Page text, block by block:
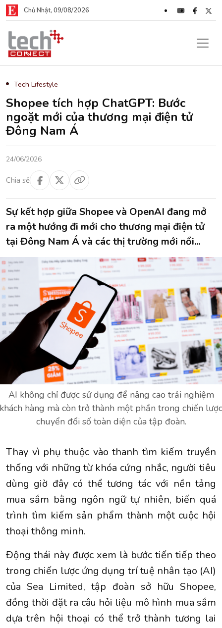
Chủ Nhật, 09/08/2026
Tech Lifestyle
Shopee tích hợp ChatGPT: Bước
ngoặt mới của thương mại điện tử
Đông Nam Á
24/06/2026
Chia sẻ
Sự kết hợp giữa Shopee và OpenAI đang mở
ra một hướng đi mới cho thương mại điện tử
tại Đông Nam Á và các thị trường mới nổi...
AI không chỉ được sử dụng để nâng cao trải nghiệm
khách hàng mà còn trở thành một phần trong chiến lược
chuyển đổi số toàn diện của tập đoàn.
Thay vì phụ thuộc vào thanh tìm kiếm truyền
thống với những từ khóa cứng nhắc, người tiêu
dùng giờ đây có thể tương tác với nền tảng
mua sắm bằng ngôn ngữ tự nhiên, biến quá
trình tìm kiếm sản phẩm thành một cuộc hội
thoại thông minh.
Động thái này được xem là bước tiến tiếp theo
trong chiến lược ứng dụng trí tuệ nhân tạo (AI)
của Sea Limited, tập đoàn sở hữu Shopee,
đồng thời đặt ra câu hỏi liệu mô hình mua sắm
dựa trên hội thoại có thể trở thành tương lai